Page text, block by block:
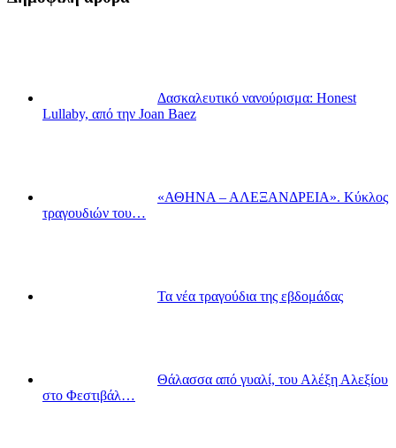
Δασκαλευτικό νανούρισμα: Honest
Lullaby, από την Joan Baez
«ΑΘΗΝΑ – ΑΛΕΞΑΝΔΡΕΙΑ». Κύκλος
τραγουδιών του…
Τα νέα τραγούδια της εβδομάδας
Θάλασσα από γυαλί, του Αλέξη Αλεξίου
στο Φεστιβάλ…